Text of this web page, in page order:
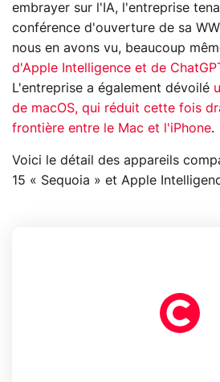
embrayer sur l'IA, l'entreprise
conférence d'ouverture de sa
nous en avons vu, beaucoup
d'Apple Intelligence et de
L'entreprise a également dévoilé
de macOS, qui réduit cette fois
frontière entre le Mac et l'iPhone.
Voici le détail des appareils
15 « Sequoia » et Apple